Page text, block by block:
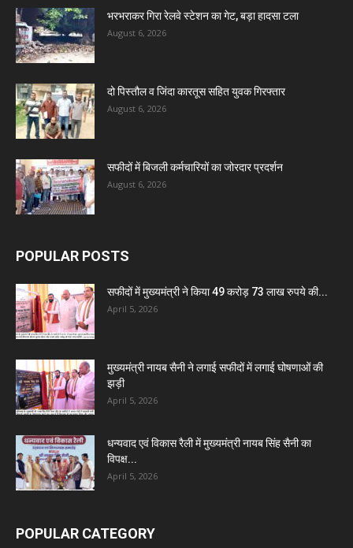
भरभराकर गिरा रेलवे स्टेशन का गेट, बड़ा हादसा टला
August 6, 2026
दो पिस्तौल व जिंदा कारतूस सहित युवक गिरफ्तार
August 6, 2026
सफीदों में बिजली कर्मचारियों का जोरदार प्रदर्शन
August 6, 2026
POPULAR POSTS
सफीदों में मुख्यमंत्री ने किया 49 करोड़ 73 लाख रुपये की...
April 5, 2026
मुख्यमंत्री नायब सैनी ने लगाई सफीदों में लगाई घोषणाओं की
झड़ी
April 5, 2026
धन्यवाद एवं विकास रैली में मुख्यमंत्री नायब सिंह सैनी का
विपक्ष...
April 5, 2026
POPULAR CATEGORY